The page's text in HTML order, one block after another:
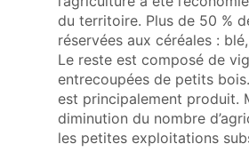
du territoire. Plus de 50 %
réservées aux céréales :
Le reste est composé de
entrecoupées de petits
est principalement produit.
diminution du nombre
les petites exploitations